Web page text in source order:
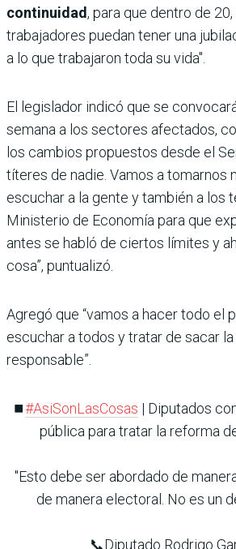
continuidad, para que dentro de
trabajadores puedan tener una
a lo que trabajaron toda su vida".
El legislador indicó que se
semana a los sectores afectados,
los cambios propuestos desde el
títeres de nadie. Vamos a tomarnos
escuchar a la gente y también a los
Ministerio de Economía para que
antes se habló de ciertos límites y
cosa”, puntualizó.
Agregó que “vamos a hacer todo el
escuchar a todos y tratar de sacar
responsable”.
⏹️#AsiSonLasCosas | Diputados
pública para tratar la reforma
"Esto debe ser abordado de
de manera electoral. No es un
📞Diputado Rodrigo